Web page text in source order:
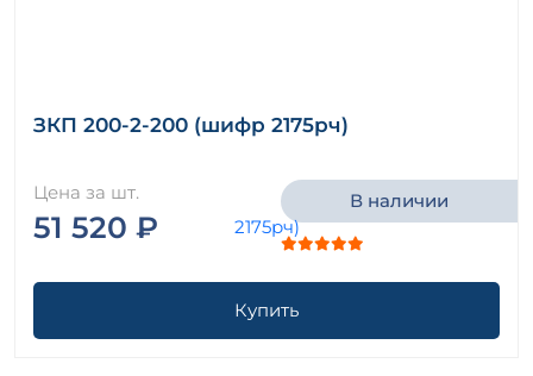
ЗКП 200-2-200 (шифр 2175рч)
Цена за шт.
51 520 ₽
В наличии
Купить